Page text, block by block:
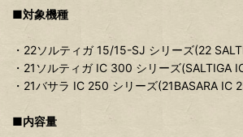
■対象機種
・22ソルティガ 15/15-SJ シリーズ(22
・21ソルティガ IC 300 シリーズ(SALTIGA
・21バサラ IC 250 シリーズ(21BASARA IC
■内容量